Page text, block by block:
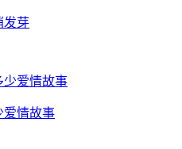
发芽
爱情故事